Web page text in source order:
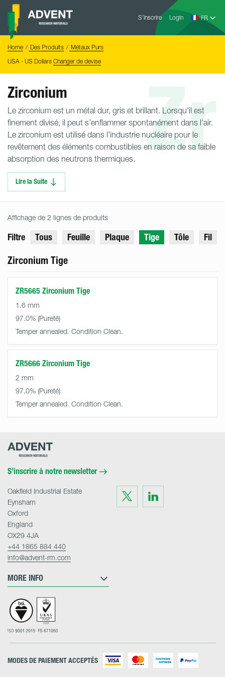
Skip
content
S’inscrire Login
Advent
Home Des Produits
Métaux Purs
USA - US Dollars Changer de devise
Zirconium
Le zirconium est un métal dur, gris et brillant. Lorsqu'il est
finement divisé, il peut s'enflammer spontanément dans l'air.
Le zirconium est utilisé dans l'industrie nucléaire pour le
revêtement des éléments combustibles en raison de sa faible
absorption des neutrons thermiques.
Lire la Suite
Zr
Affichage de 2 lignes de produits
Filtre Tous Feuille Plaque Tige Tôle Fil
Zirconium Tige
ZR5665 Zirconium Tige
1.6 mm
97.0%
Temper annealed. Condition Clean.
ZR5666 Zirconium Tige
2 mm
97.0%
Temper annealed. Condition Clean.
Advent
S’inscrire à notre newsletter
Visit
us
on
Twitter
Visit
on
LinkedIn
MORE INFO
Oakfield Industrial Estate
Eynsham
Oxford
England
OX29 4JA
+44 1865 884 440
info@advent-rm.com
MODES DE PAIEMENT ACCEPTÉS